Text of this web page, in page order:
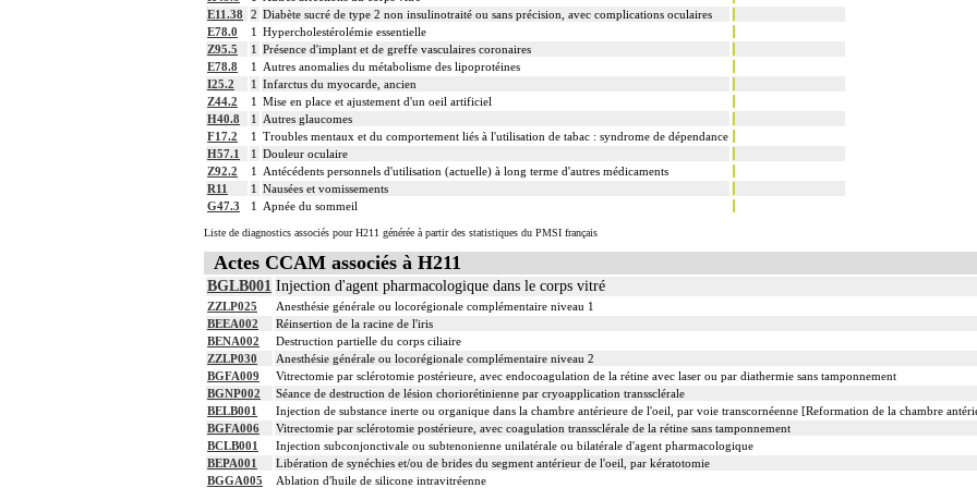
E11.38
2 Diabète sucré de type 2 non insulinotraité ou sans précision, avec complications oculaires
E78.0
1 Hypercholestérolémie essentielle
Z95.5
1 Présence d'implant et de greffe vasculaires coronaires
E78.8
1
Autres anomalies du métabolisme des lipoprotéines
I25.2
1 Infarctus du myocarde, ancien
Z44.2
1 Mise en place et ajustement d'un oeil artificiel
H40.8
1
Autres glaucomes
F17.2
1 Troubles mentaux et du comportement liés à l'utilisation de tabac : syndrome de dépendance
H57.1
1 Douleur oculaire
Z92.2
1
Antécédents personnels d'utilisation (actuelle) à long terme d'autres médicaments
R11
1 Nausées et vomissements
G47.3
1 Apnée du sommeil
Liste de diagnostics associés pour H211 générée à partir des statistiques du PMSI français
Actes CCAM associés à H211
BGLB001 Injection d'agent pharmacologique dans le corps vitré
ZZLP025
Anesthésie générale ou locorégionale complémentaire niveau 1
BEEA002
Réinsertion de la racine de l'iris
BENA002
Destruction partielle du corps ciliaire
ZZLP030
Anesthésie générale ou locorégionale complémentaire niveau 2
BGFA009
Vitrectomie par sclérotomie postérieure, avec endocoagulation de la rétine avec laser ou par diathermie sans tamponnement
BGNP002
Séance de destruction de lésion choriorétinienne par cryoapplication transsclérale
BELB001
Injection de substance inerte ou organique dans la chambre antérieure de l'oeil, par voie transcornéenne [Reformation de la chambre
BGFA006
Vitrectomie par sclérotomie postérieure, avec coagulation transsclérale de la rétine sans tamponnement
BCLB001
Injection subconjonctivale ou subtenonienne unilatérale ou bilatérale d'agent pharmacologique
BEPA001
Libération de synéchies et/ou de brides du segment antérieur de l'oeil, par kératotomie
BGGA005
Ablation d'huile de silicone intravitréenne